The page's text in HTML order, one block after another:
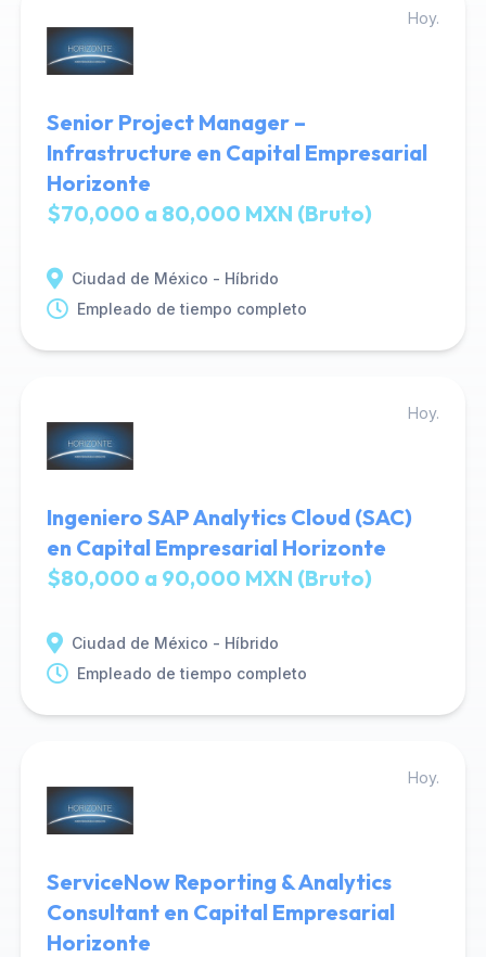
Hoy.
Senior Project Manager –
Infrastructure en Capital Empresarial
Horizonte
$70,000 a 80,000 MXN (Bruto)
Ciudad de México - Híbrido
Empleado de tiempo completo
Hoy.
Ingeniero SAP Analytics Cloud (SAC)
en Capital Empresarial Horizonte
$80,000 a 90,000 MXN (Bruto)
Ciudad de México - Híbrido
Empleado de tiempo completo
Hoy.
ServiceNow Reporting & Analytics
Consultant en Capital Empresarial
Horizonte